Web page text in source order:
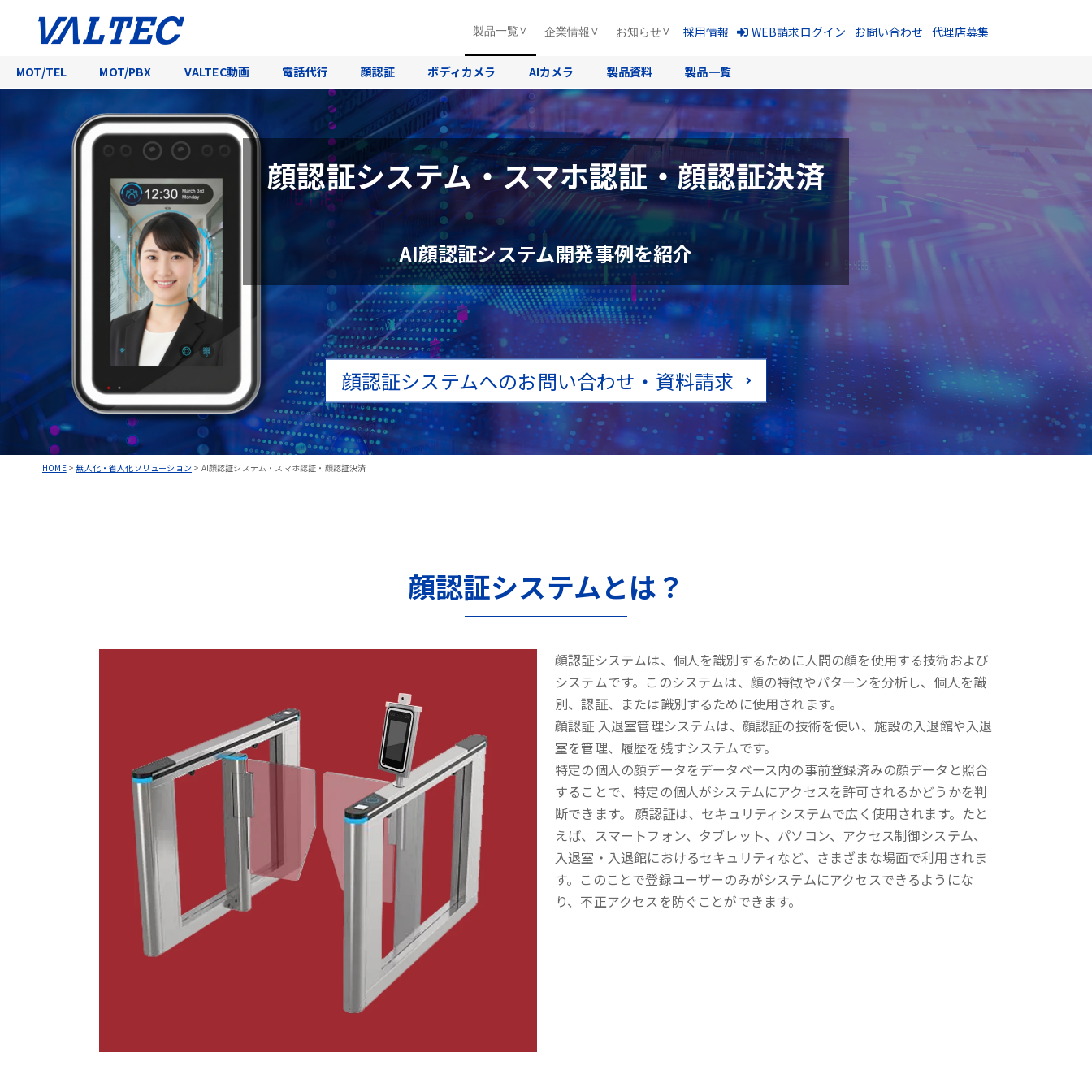
製品一覧
MOT/TEL MOT/PBX VALTEC動画 電話代行 顔認証 ボディカメラ AIカメラ 製品資料 製品一覧
企業情報 お知らせ 採用情報 WEB請求ログイン お問い合わせ 代理店募集
HOME>無人化・省人化ソリューション > AI顔認証システム・スマホ認証・顔認証決済
顔認証システム・スマホ認証・顔認証決済
AI顔認証システム開発事例を紹介
顔認証システムへのお問い合わせ・資料請求
顔認証システムとは？
顔認証システムは、個人を識別するために人間の顔を使用する技術および
システムです。このシステムは、顔の特徴やパターンを分析し、個人を識
別、認証、または識別するために使用されます。
顔認証 入退室管理システムは、顔認証の技術を使い、施設の入退館や入退
室を管理、履歴を残すシステムです。
特定の個人の顔データをデータベース内の事前登録済みの顔データと照合
することで、特定の個人がシステムにアクセスを許可されるかどうかを判
断できます。 顔認証は、セキュリティシステムで広く使用されます。たと
えば、スマートフォン、タブレット、パソコン、アクセス制御システム、
入退室・入退館におけるセキュリティなど、さまざまな場面で利用されま
す。このことで登録ユーザーのみがシステムにアクセスできるようにな
り、不正アクセスを防ぐことができます。